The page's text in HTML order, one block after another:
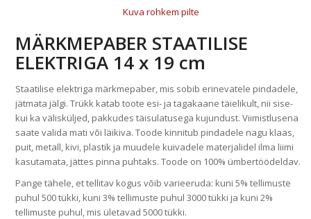
Kuva rohkem pilte
MÄRKMEPABER STAATILISE
ELEKTRIGA 14 x 19 cm
Staatilise elektriga märkmepaber, mis sobib erinevatele pindadele,
jätmata jälgi. Trükk katab toote esi- ja tagakaane täielikult, nii sise-
kui ka välisküljed, pakkudes täisulatusega kujundust. Viimistlusena
saate valida mati või läikiva. Toode kinnitub pindadele nagu klaas,
puit, metall, kivi, plastik ja muudele kuivadele materjalidel ilma liimi
kasutamata, jättes pinna puhtaks. Toode on 100% ümbertöödeldav.
Pange tähele, et tellitav kogus võib varieeruda: kuni 5% tellimuste
puhul 500 tükki, kuni 3% tellimuste puhul 3000 tükki ja kuni 2%
tellimuste puhul, mis ületavad 5000 tükki.